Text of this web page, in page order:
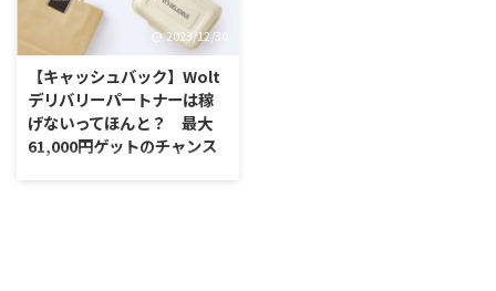
2023/12/30
【キャッシュバック】Wolt
デリバリーパートナーは稼
げないってほんと？ 最大
61,000円ゲットのチャンス